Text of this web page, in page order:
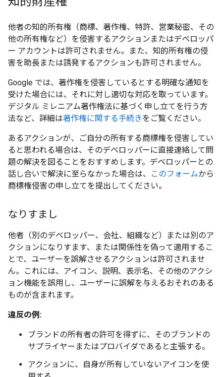
他者の知的所有権（商標、著作権、特許、営業秘密、その
他の所有権など）を侵害するアクションまたはデベロッパ
ー アカウントは許可されません。また、知的所有権の侵
害を助長または誘発するアクションも許可されません。
Google では、著作権を侵害しているとする明確な通知を
受けた場合には、それに対し適切な対応を取っています。
デジタル ミレニアム著作権法に基づく申し立てを行う方
法など、詳細は著作権に関する手続きをご覧ください。
あるアクションが、ご自分の所有する商標権を侵害してい
ると思われる場合は、そのデベロッパーに直接連絡して問
題の解決を図ることをおすすめします。デベロッパーとの
話し合いで解決に至らなかった場合は、
このフォームから
商標権侵害の申し立てを提出してください。
なりすまし
他者（別のデベロッパー、会社、組織など）または別のア
クションになりすます、または関係性を偽って適用するこ
とで、ユーザーを誤解させるアクションは許可されませ
ん。これには、アイコン、説明、表示名、その他のアクシ
ョン機能を誤用し、ユーザーに誤解を与えるおそれのある
ものが含まれます。
違反の例:
ブランドの所有者の許可を得ずに、そのブランドの
サプライヤーまたはプロバイダであると主張する。
アクションに、自身が所有していないアイコンを使